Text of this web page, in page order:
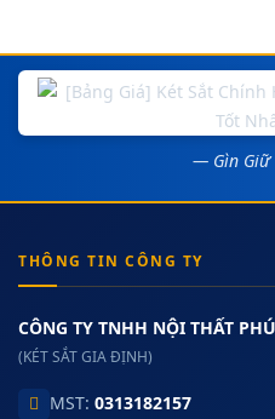
— Gìn Giữ
THÔNG TIN CÔNG TY
CÔNG TY TNHH NỘI THẤT
(KÉT SẮT GIA ĐỊNH)
MST: 0313182157